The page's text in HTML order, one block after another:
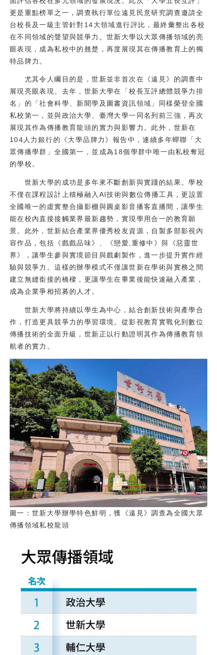
更是重點榜單之一，調查執行單位遠見民意研究調查邀請全
台校長及一級主管針對14大領域進行評比，最終彙整出各校
在不同領域的聲望與競爭力。世新大學以大眾傳播領域的亮
眼表現，成為私校中的翹楚，再度展現其在傳播教育上的獨
特品牌力。
尤其令人矚目的是，世新並非首次在《遠見》的調查中
展現亮眼表現。去年，世新大學在「校長互評總體競爭力排
名」的「社會科學、新聞學及圖書資訊領域」同樣榮登全國
私校第一，並與政治大學、臺灣大學一同名列前三強，再次
展現其作為傳播教育龍頭的實力與影響力。此外，世新在
104人力銀行的《大學品牌力》報告中，連續多年蟬聯「大
眾傳播學群」全國第一，並成為18個學群中唯一由私校奪冠
的學校。
世新大學的成功是多年來不斷創新與實踐的結果。學校
不僅在課程設計上積極融入AI技術與數位傳播工具，更設置
全國唯一的虛實整合攝影棚與圓桌影音播客直播間，讓學生
能在校內直接接觸業界最新趨勢，實現學用合一的教育願
景。此外，世新結合產業界優秀校友資源，自製多部影視內
容作品，包括《戲戲品味》、《戀愛,重修中》與《惡靈世
界》，讓學生參與實境節目與戲劇製作，進一步提升實作經
驗與競爭力。這樣的辦學模式不僅讓世新在學術與實務之間
建立無縫銜接的橋樑，更讓學生在畢業後能快速融入產業，
成為企業爭相招募的人才。
世新大學將持續以學生為中心，結合創新技術與產學合
作，打造更具競爭力的學習環境。從影視教育實戰化到數位
傳播技術的全面升級，世新正以行動證明其作為傳播教育領
航者的實力。
圖一：世新大學辦學特色鮮明，獲《遠見》調查為全國大眾
傳播領域私校龍頭